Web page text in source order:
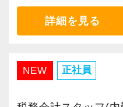
り、和やかで相談し
です。
ックスしながら仕事
遺産分割を巡ってご
う、公平な第三者と
法人業務だけでなく
を持ち、資産税部で
詳細を見る
NEW 正社員